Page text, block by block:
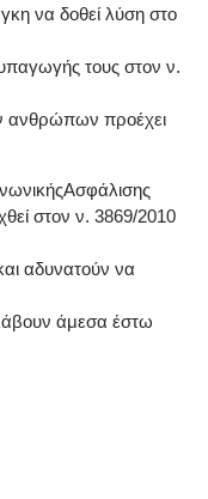
να δοθεί λύση στο
τους στον ν.
ανθρώπων προέχει
στον ν. 3869/2010
αδυνατούν να
άμεσα έστω